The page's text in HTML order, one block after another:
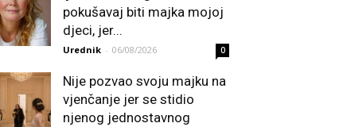
pokušavaj biti majka mojoj
djeci, jer...
Urednik - 06/08/2026 0
Nije pozvao svoju majku na
vjenčanje jer se stidio
njenog jednostavnog